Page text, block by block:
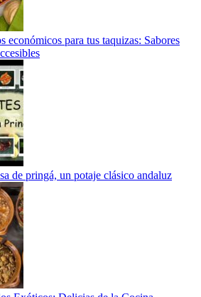
económicos para tus taquizas: Sabores
de pringá, un potaje clásico andaluz